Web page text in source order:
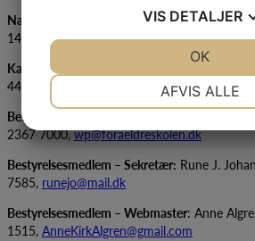
Næstformand
: Kristian M. Jørgensen,
1436,
kjo2101@gmail.com
Kasserer: Irene Egeskov Andersen, Sydjylland,
4426,
ireneea@outlook.dk
Bestyrelsesmedlem – sociale medier
2367 7000,wp@foraeldreskolen.dk
Bestyrelsesmedlem – Sekretær: Rune J.
7585, runejo@mail.dk
Bestyrelsesmedlem – Webmaster: Anne
1515, AnneKirkAlgren@gmail.com
VIS DETALJER
MARKETING
AFVIS ALLE
OK